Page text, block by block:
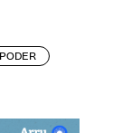
PODER